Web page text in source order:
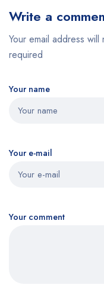
Write a
Your email address
required
Your name
Your e-mail
Your comment